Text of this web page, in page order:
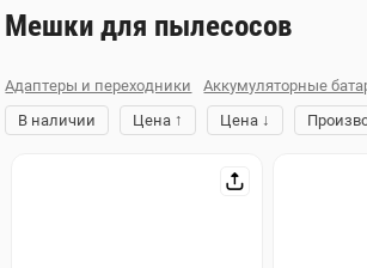
Мешки для пылесосов
Адаптеры и переходники Аккумуляторные
В наличии
Цена ↑ Цена ↓